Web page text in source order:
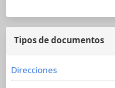
Tipos de documentos
Direcciones